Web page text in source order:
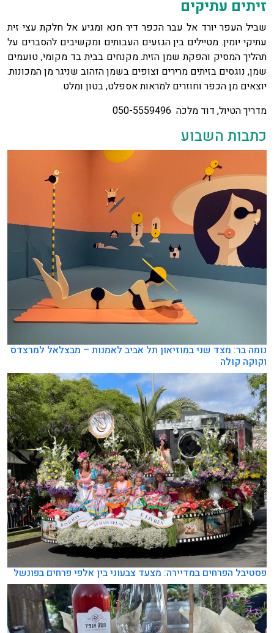
זיתים עתיקים
שביל העפר יורד אל עבר הכפר דיר חנא ומגיע אל חלקת עצי זית
עתיקי יומין. מטיילים בין הגזעים העבותים ומקשיבים להסברים על
תהליך המסיק והפקת שמן הזית. מקנחים בבית בד מקומי, טועמים
שמן, נוגסים בזיתים מרירים וצופים בשמן הזהוב שניגר מן המכונות.
יוצאים מן הכפר וחוזרים למראות אספלט, בטון ומלט.
מדריך הטיול, דוד מלכה 050-5559496
כתבות השבוע
נומה בר: מצד שני במוזיאון תל אביב לאמנות – מבצלאל למרצדס
וקוקה קולה
פסטיבל הפרחים במדיירה: מצעד צבעוני בין אלפי פרחים בפונשל